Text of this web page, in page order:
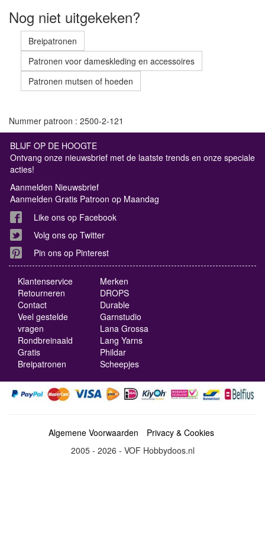
Nog niet uitgekeken?
Breipatronen
Patronen voor dameskleding en accessoires
Patronen mutsen of hoeden
Nummer patroon : 2500-2-121
BLIJF OP DE HOOGTE
Ontvang onze nieuwsbrief met de laatste trends en onze speciale
acties!
Aanmelden Nieuwsbrief
Aanmelden Gratis Patroon op Maandag
Like ons op Facebook
Volg ons op Twitter
Pin ons op Pinterest
Klantenservice
Retourneren
Contact
Veel gestelde
vragen
Rondbreinaald
Gratis
Breipatronen
Merken
DROPS
Durable
Garnstudio
Lana Grossa
Lang Yarns
Phildar
Scheepjes
Algemene Voorwaarden
Privacy & Cookies
2005 - 2026 - VOF Hobbydoos.nl